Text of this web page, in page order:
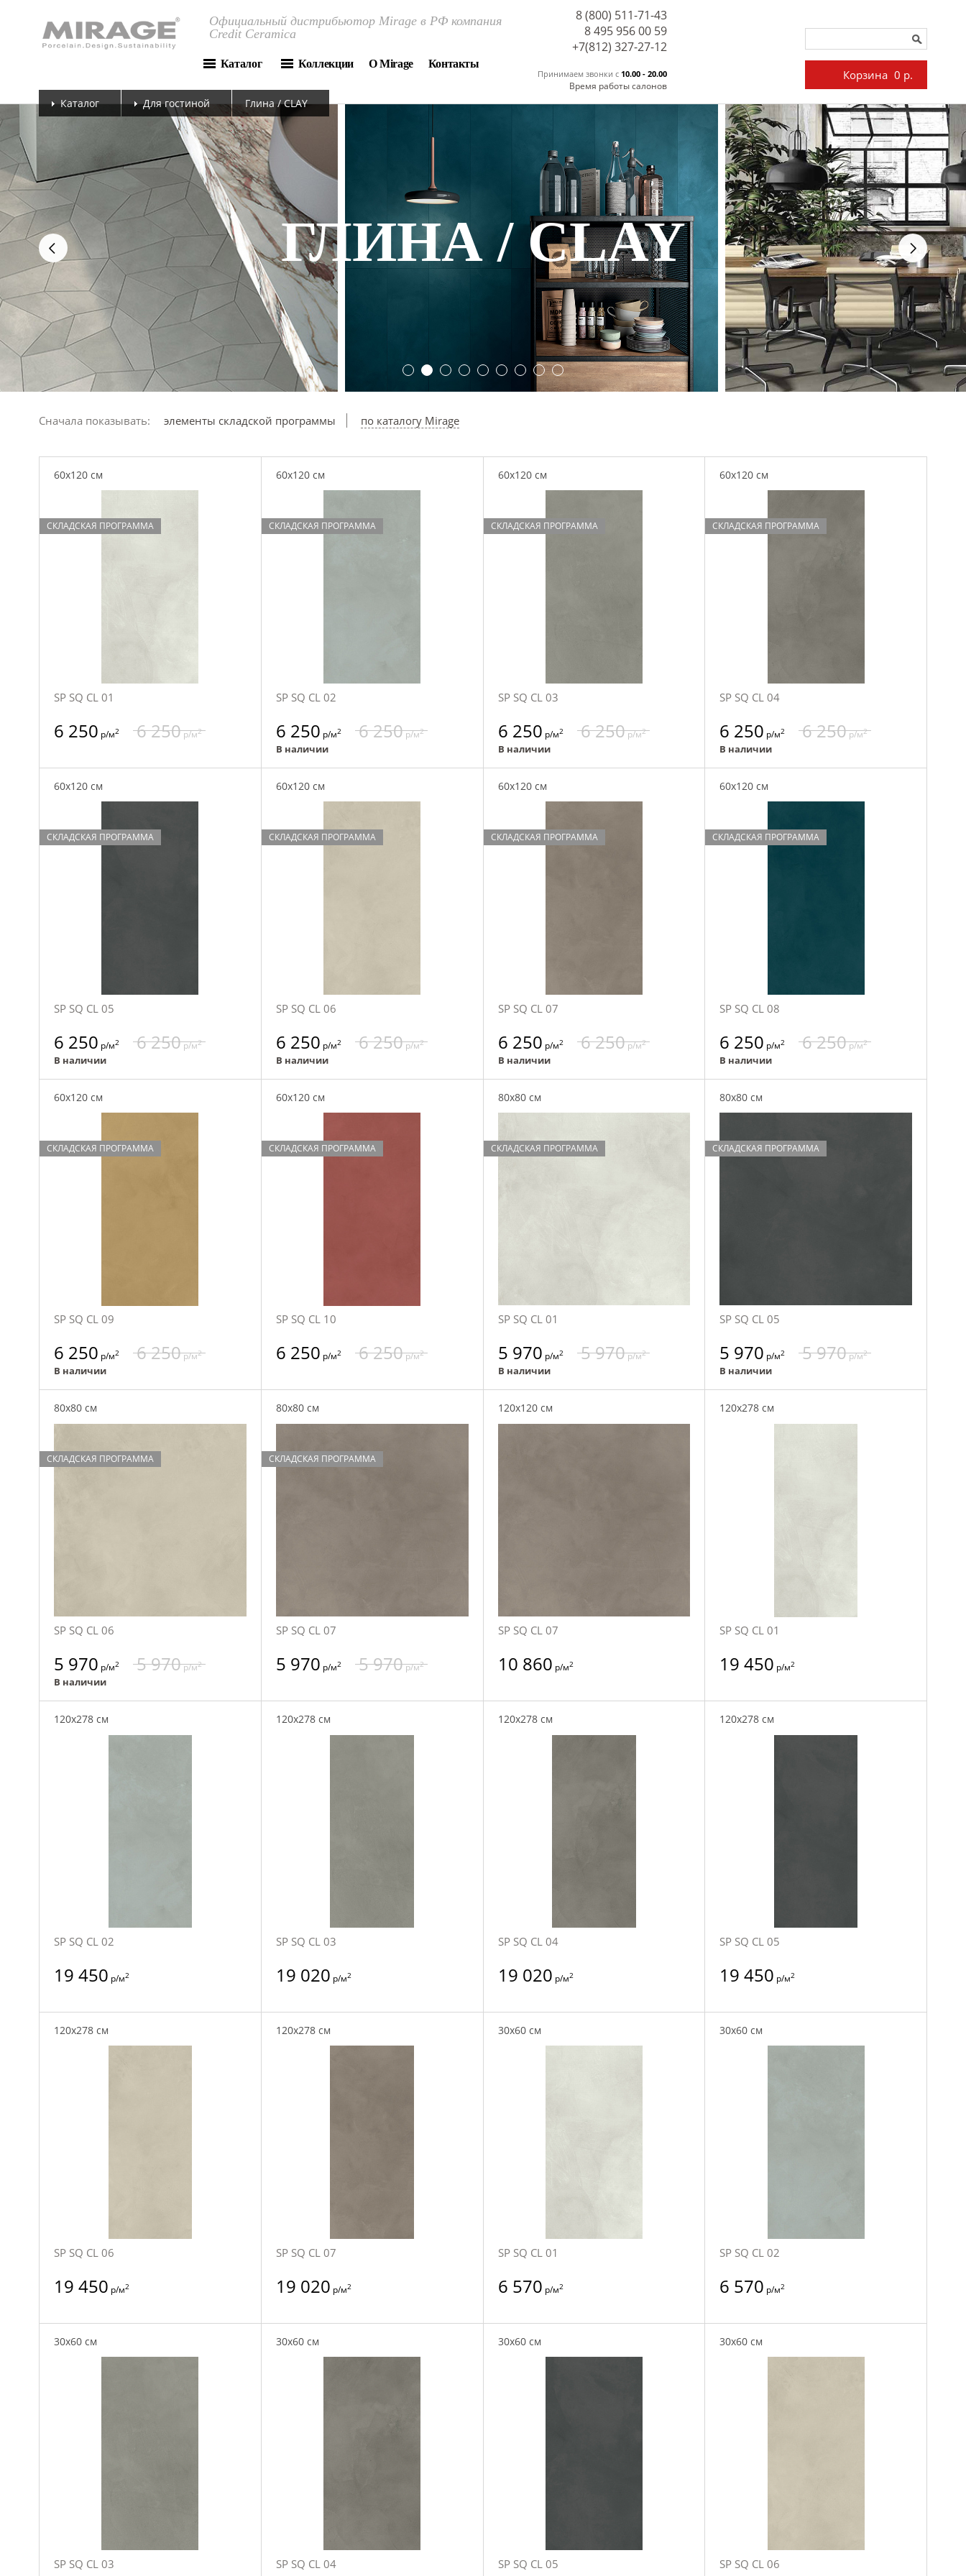
Официальный дистрибьютор Mirage в РФ компания
Credit Ceramica
Каталог Коллекции О Mirage Контакты
8 (800) 511-71-43
8 495 956 00 59
Принимаем звонки c 10.00 - 20.00
Время работы салонов
+7(812) 327-27-12
Корзина 0 р.
Каталог Для гостиной Глина / CLAY
next
ГЛИНА / CLAY
Сначала показывать: элементы складской программы по каталогу Mirage
60x120 см
СКЛАДСКАЯ ПРОГРАММА
SP SQ CL 01
6 250 р/м2 6 250р/м2
60x120 см
СКЛАДСКАЯ ПРОГРАММА
SP SQ CL 02
6 250 р/м2 6 250р/м2
В наличии
60x120 см
СКЛАДСКАЯ ПРОГРАММА
SP SQ CL 03
6 250 р/м2 6 250р/м2
В наличии
60x120 см
СКЛАДСКАЯ ПРОГРАММА
SP SQ CL 04
6 250 р/м2 6 250р/м2
В наличии
60x120 см
СКЛАДСКАЯ ПРОГРАММА
SP SQ CL 05
6 250 р/м2 6 250р/м2
В наличии
60x120 см
СКЛАДСКАЯ ПРОГРАММА
SP SQ CL 06
6 250 р/м2 6 250р/м2
В наличии
60x120 см
СКЛАДСКАЯ ПРОГРАММА
SP SQ CL 07
6 250 р/м2 6 250р/м2
В наличии
60x120 см
СКЛАДСКАЯ ПРОГРАММА
SP SQ CL 08
6 250 р/м2 6 250р/м2
В наличии
60x120 см
СКЛАДСКАЯ ПРОГРАММА
SP SQ CL 09
6 250 р/м2 6 250р/м2
В наличии
60x120 см
СКЛАДСКАЯ ПРОГРАММА
SP SQ CL 10
6 250 р/м2 6 250р/м2
80x80 см
СКЛАДСКАЯ ПРОГРАММА
SP SQ CL 01
5 970 р/м2 5 970р/м2
В наличии
80x80 см
СКЛАДСКАЯ ПРОГРАММА
SP SQ CL 05
5 970 р/м2 5 970р/м2
В наличии
80x80 см
СКЛАДСКАЯ ПРОГРАММА
SP SQ CL 06
5 970 р/м2 5 970р/м2
В наличии
80x80 см
СКЛАДСКАЯ ПРОГРАММА
SP SQ CL 07
5 970 р/м2 5 970р/м2
120x120 см
SP SQ CL 07
10 860 р/м2
120x278 см
SP SQ CL 01
19 450 р/м2
120x278 см
SP SQ CL 02
19 450 р/м2
120x278 см
SP SQ CL 03
19 020 р/м2
120x278 см
SP SQ CL 04
19 020 р/м2
120x278 см
SP SQ CL 05
19 450 р/м2
120x278 см
SP SQ CL 06
19 450 р/м2
120x278 см
SP SQ CL 07
19 020 р/м2
30x60 см
SP SQ CL 01
6 570 р/м2
30x60 см
SP SQ CL 02
6 570 р/м2
30x60 см
SP SQ CL 03
30x60 см
SP SQ CL 04
30x60 см
SP SQ CL 05
30x60 см
SP SQ CL 06